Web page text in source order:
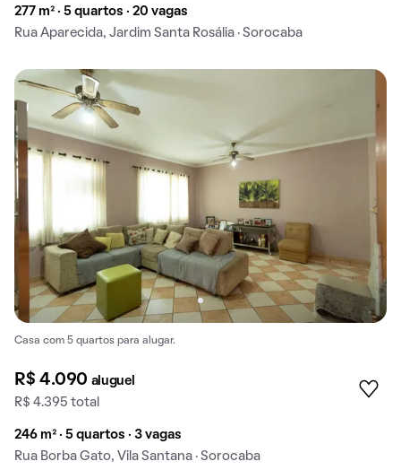
277 m² · 5 quartos · 20 vagas
Rua Aparecida, Jardim Santa Rosália · Sorocaba
Casa com 5 quartos para alugar.
R$ 4.090 aluguel
R$ 4.395 total
246 m² · 5 quartos · 3 vagas
Rua Borba Gato, Vila Santana · Sorocaba